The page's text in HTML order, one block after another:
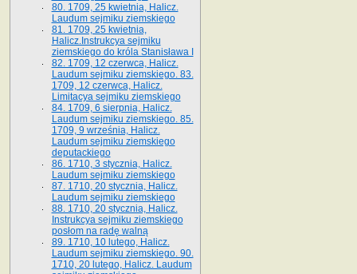
80. 1709, 25 kwietnia, Halicz.
Laudum sejmiku ziemskiego
81. 1709, 25 kwietnia,
Halicz.Instrukcya sejmiku
ziemskiego do króla Stanisława I
82. 1709, 12 czerwca, Halicz.
Laudum sejmiku ziemskiego. 83.
1709, 12 czerwca, Halicz.
Limitacya sejmiku ziemskiego
84. 1709, 6 sierpnia, Halicz.
Laudum sejmiku ziemskiego. 85.
1709, 9 września, Halicz.
Laudum sejmiku ziemskiego
deputackiego
86. 1710, 3 stycznia, Halicz.
Laudum sejmiku ziemskiego
87. 1710, 20 stycznia, Halicz.
Laudum sejmiku ziemskiego
88. 1710, 20 stycznia, Halicz.
Instrukcya sejmiku ziemskiego
posłom na radę walną
89. 1710, 10 lutego, Halicz.
Laudum sejmiku ziemskiego. 90.
1710, 20 lutego, Halicz. Laudum